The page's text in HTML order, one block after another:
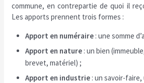
commune, en contrepartie de quoi il
Les apports prennent trois formes :
Apport en numéraire : une somme
Apport en nature : un bien
brevet, matériel) ;
Apport en industrie : un savoir-